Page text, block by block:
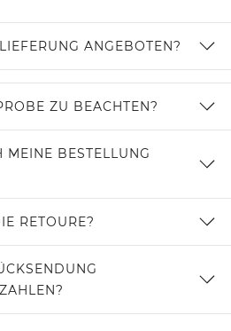
ANGEBOTEN?
ZU BEACHTEN?
BESTELLUNG
RETOURE?